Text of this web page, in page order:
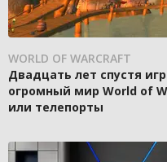
WORLD OF WARCRAFT
Двадцать лет спустя
огромный мир World of
или телепорты